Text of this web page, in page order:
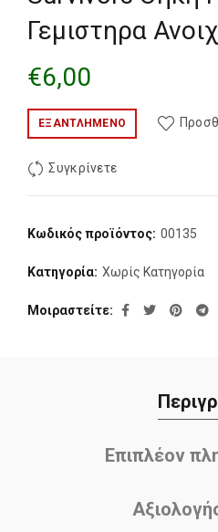
Γεμιστηρα
€6,00
ΕΞΑΝΤΛΗΜΈΝΟ
Συγκρίνετε
Κωδικός προϊόντος: 00135
Κατηγορία: Χωρίς Κατηγορία
Μοιραστείτε
Επιπλέον